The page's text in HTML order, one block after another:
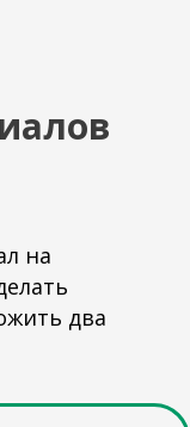
на
два